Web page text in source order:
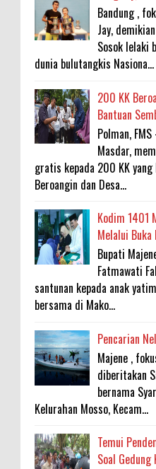
Bandung ,
Jay,
Sosok lelaki
dunia bulutangkis Nasiona...
200 KK
Bantuan
Polman,
Masdar,
gratis kepada 200 KK
Beroangin dan Desa...
Kodim 1401
Melalui Buka
Bupati
Fatmawati
santunan kepada anak
bersama di Mako...
Pencarian
Majene ,
diberitakan
bernama
Kelurahan Mosso, Kecam...
Temui
Soal